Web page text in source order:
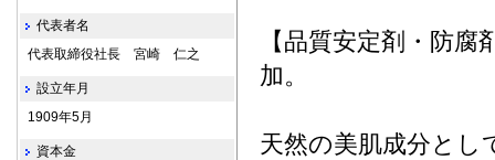
【品質安定剤・防
加。
天然の美肌成分とし
代表者名
代表取締役社長 宮崎 仁之
設立年月
1909年5月
資本金